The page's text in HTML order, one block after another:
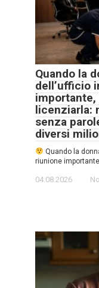
Quando la
dell’ufficio
importante,
licenziarla:
senza
diversi
Quando la
riunione
04.08.2026